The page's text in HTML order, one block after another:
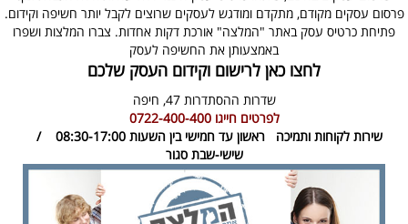
פרסום עסקים מקודם, מתקדם ומודגש לעסקים שרוצים לקבל יותר חשיפה וקידום.
פתיחת כרטיס עסק באתר "המלצה" אורכת דקות אחדות. צברו המלצות ושפרו
באמצעותן את החשיפה לעסק
לחצו כאן לרישום וקידום העסק שלכם
שדרות ההסתדרות 47,
חיפה
לפרטים חייגו0722-400-400
שירות לקוחות ותמיכה
ראשון עד חמישי בין השעות 08:30-17:00 /
שישי-שבת סגור